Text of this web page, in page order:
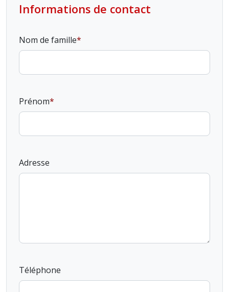
Informations de contact
Nom de famille
Prénom
Adresse
Téléphone